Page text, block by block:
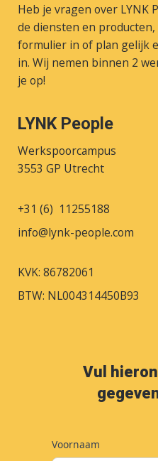
Heb je vragen over LYNK
de diensten en
formulier in of plan gelijk
in. Wij nemen binnen 2
je op!
LYNK People
Werkspoorcampus
3553 GP Utrecht
+31 (6) 11255188
info@lynk-people.com
KVK: 86782061
BTW: NL004314450B93
Vul
Voornaam